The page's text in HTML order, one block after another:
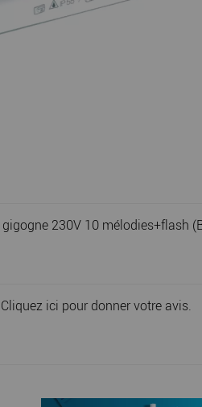
230V 10 mélodies+flash
Cliquez ici pour donner votre avis.